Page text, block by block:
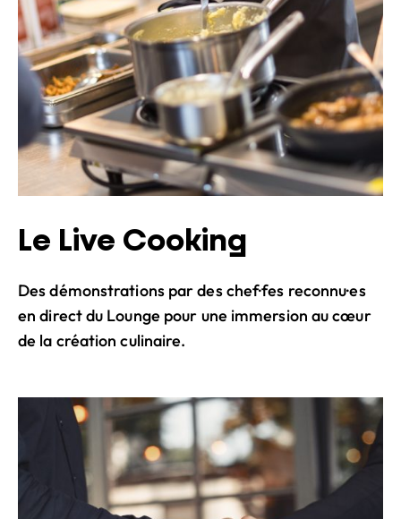
Le Live Cooking
Des démonstrations par des chef·fes reconnu·es
en direct du Lounge pour une immersion au cœur
de la création culinaire.